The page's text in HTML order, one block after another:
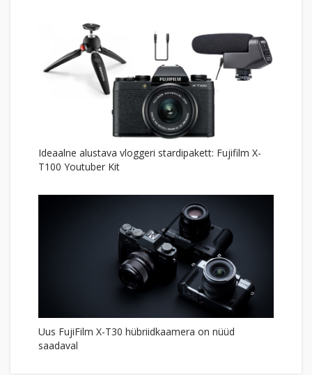
Ideaalne alustava vloggeri stardipakett: Fujifilm X-
T100 Youtuber Kit
Uus FujiFilm X-T30 hübriidkaamera on nüüd
saadaval